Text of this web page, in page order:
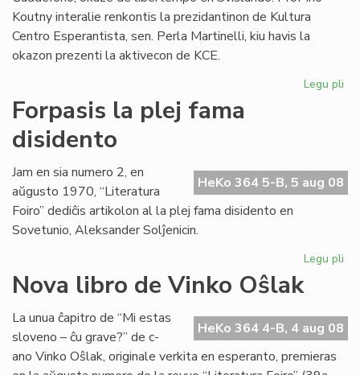
Koutny interalie renkontis la prezidantinon de Kultura
Centro Esperantista, sen. Perla Martinelli, kiu havis la
okazon prezenti la aktivecon de KCE.
Legu pli
Forpasis la plej fama
disidento
HeKo 364 5-B, 5 aug 08
Jam en sia numero 2, en
aŭgusto 1970, “Literatura
Foiro” dediĉis artikolon al la plej fama disidento en
Sovetunio, Aleksander Solĵenicin.
Legu pli
Nova libro de Vinko Oŝlak
HeKo 364 4-B, 4 aug 08
La unua ĉapitro de “Mi estas
sloveno – ĉu grave?” de c-
ano Vinko Oŝlak, originale verkita en esperanto, premieras